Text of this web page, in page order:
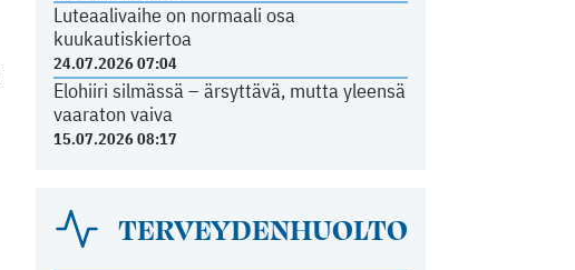
Luteaalivaihe on normaali osa
kuukautiskiertoa
24.07.2026 07:04
Elohiiri silmässä – ärsyttävä, mutta yleensä
vaaraton vaiva
15.07.2026 08:17
TERVEYDENHUOLTO